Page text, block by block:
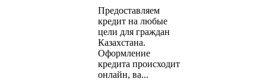
Предоставляем
кредит на любые
цели для граждан
Казахстана.
Оформление
кредита происходит
онлайн, ва...